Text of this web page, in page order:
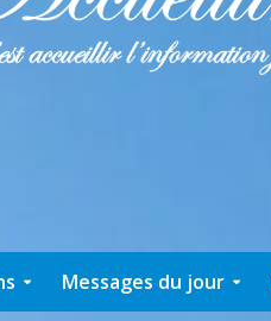
Messages du jour